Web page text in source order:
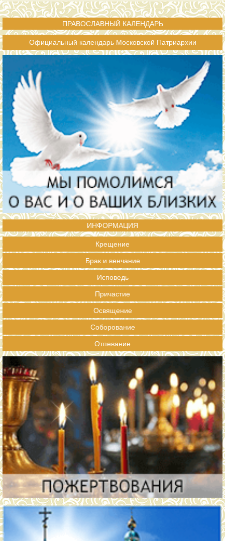
ПРАВОСЛАВНЫЙ КАЛЕНДАРЬ
Официальный календарь Московской Патриархии
ИНФОРМАЦИЯ
Крещение
Брак и венчание
Исповедь
Причастие
Освящение
Соборование
Отпевание